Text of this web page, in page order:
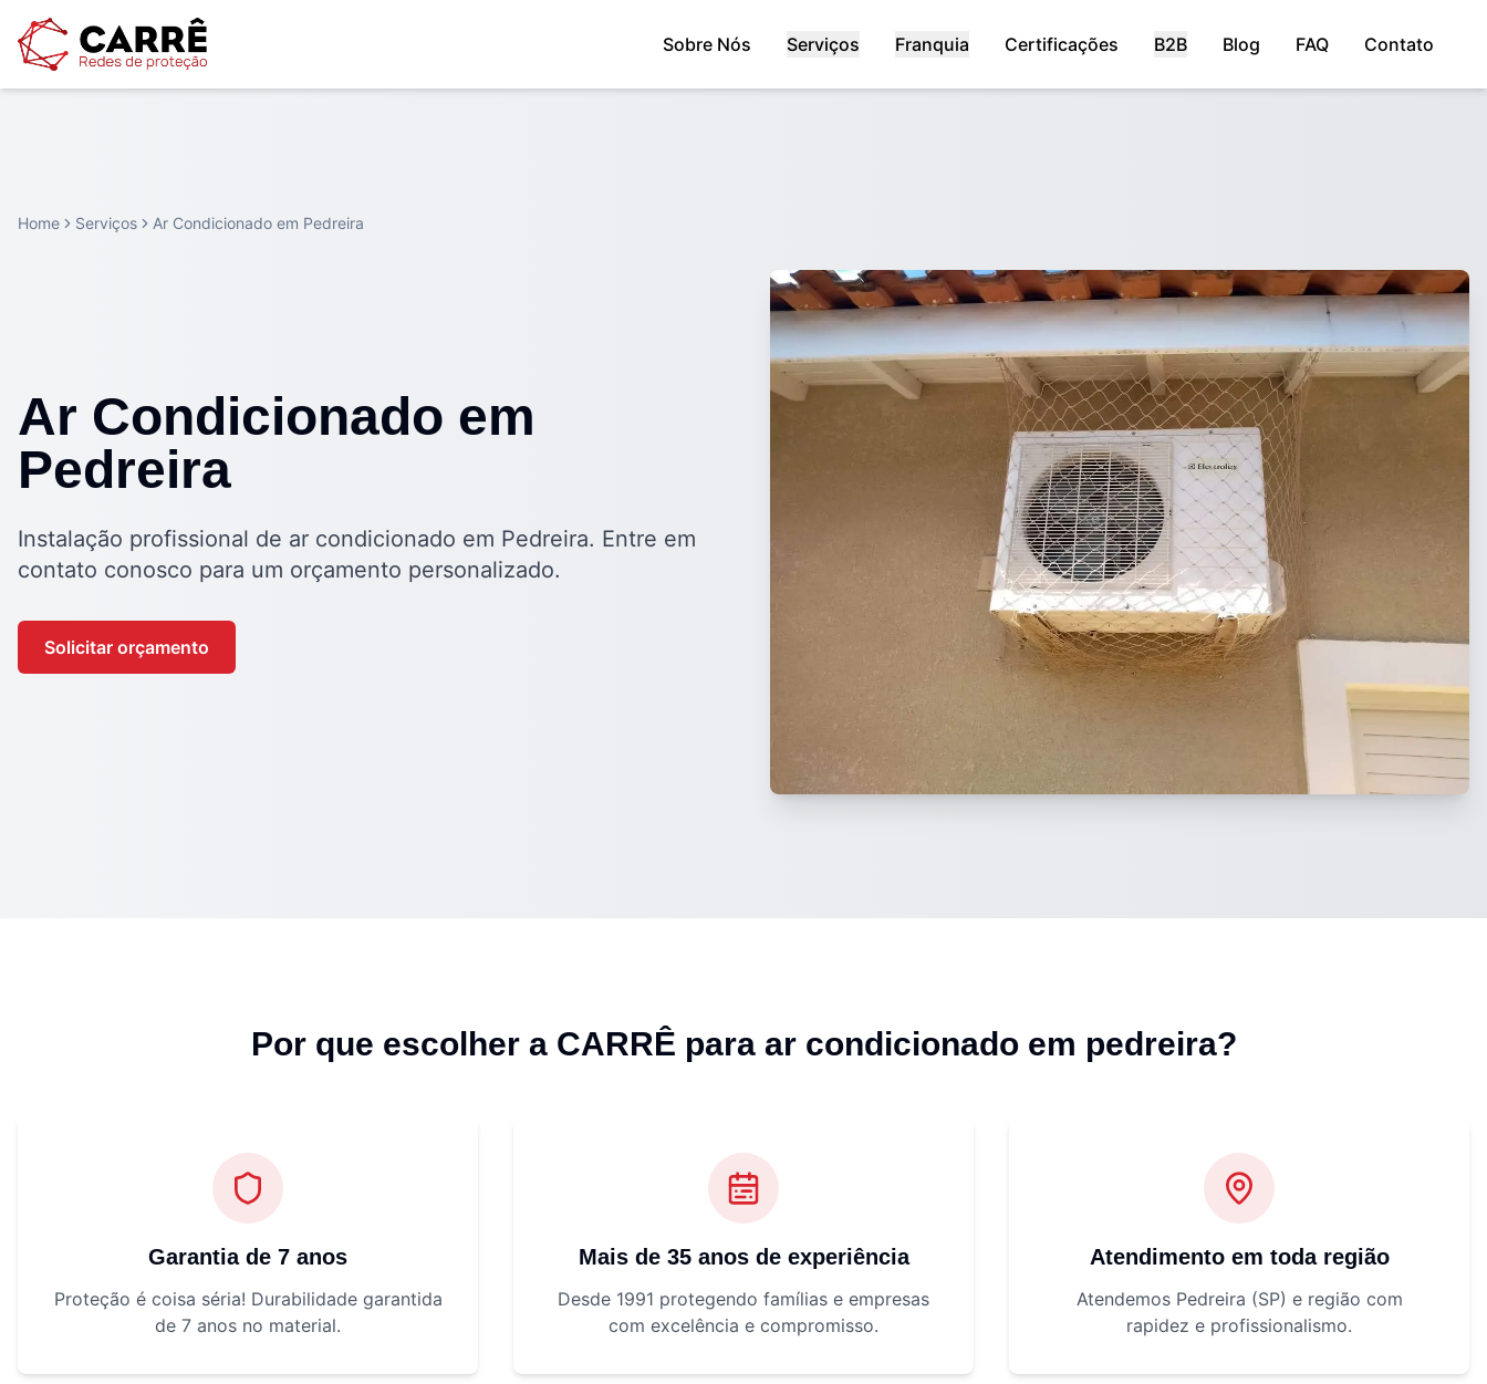
Sobre Nós Serviços Franquia Certificações B2B Blog FAQ Contato
Home Serviços Ar Condicionado em Pedreira
Ar Condicionado em
Pedreira
Instalação profissional de ar condicionado em Pedreira. Entre em
contato conosco para um orçamento personalizado.
Solicitar orçamento
Por que escolher a CARRÊ para ar condicionado em pedreira?
Garantia de 7 anos
Proteção é coisa séria! Durabilidade garantida
de 7 anos no material.
Mais de 35 anos de experiência
Desde 1991 protegendo famílias e empresas
com excelência e compromisso.
Atendimento em toda região
Atendemos Pedreira (SP) e região com
rapidez e profissionalismo.